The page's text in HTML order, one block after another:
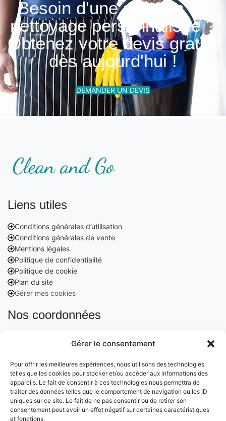
Gérer le consentement
Pour offrir les meilleures expériences, nous utilisons des technologies
telles que les cookies pour stocker et/ou accéder aux informations des
appareils. Le fait de consentir à ces technologies nous permettra de
traiter des données telles que le comportement de navigation ou les ID
uniques sur ce site. Le fait de ne pas consentir ou de retirer son
consentement peut avoir un effet négatif sur certaines caractéristiques
et fonctions.
Besoin d'une solution de
nettoyage personnalisée ?
Obtenez votre devis gratuit
dès aujourd'hui !
DEMANDER UN DEVIS
Liens utiles
Conditions générales d’utilisation
Conditions générales de vente
Mentions légales
Politique de confidentialité
Politique de cookie
Plan du site
Gérer mes cookies
Nos coordonnées
Adresse :
132 Rue Edouard Vaillant, 95870 Bezons, France
Téléphone :